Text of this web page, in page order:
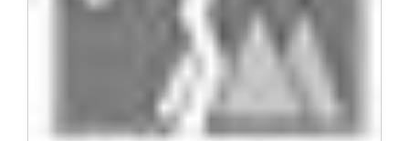
校友服务
终身学习
校友总会